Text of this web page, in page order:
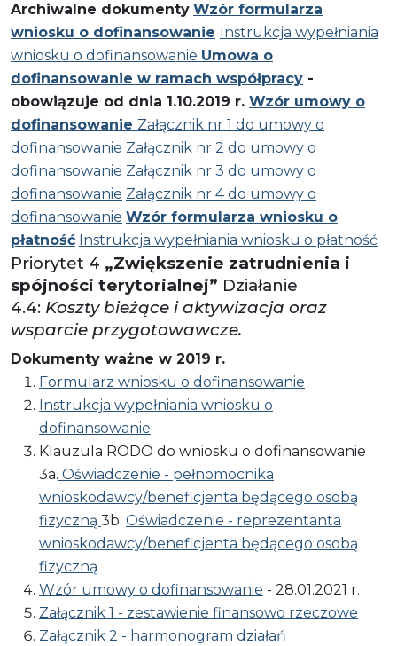
Archiwalne dokumenty Wzór formularza
wniosku o dofinansowanie Instrukcja wypełniania
wniosku o dofinansowanie Umowa o
dofinansowanie w ramach współpracy -
obowiązuje od dnia 1.10.2019 r. Wzór umowy o
dofinansowanie Załącznik nr 1 do umowy o
dofinansowanie Załącznik nr 2 do umowy o
dofinansowanie Załącznik nr 3 do umowy o
dofinansowanie Załącznik nr 4 do umowy o
dofinansowanie Wzór formularza wniosku o
płatność Instrukcja wypełniania wniosku o płatność
Priorytet 4 „Zwiększenie zatrudnienia i
spójności terytorialnej” Działanie
4.4: Koszty bieżące i aktywizacja oraz
wsparcie przygotowawcze.
Dokumenty ważne w 2019 r.
Formularz wniosku o dofinansowanie
Instrukcja wypełniania wniosku o
dofinansowanie
Klauzula RODO do wniosku o dofinansowanie
3a. Oświadczenie - pełnomocnika
wnioskodawcy/beneficjenta będącego osobą
fizyczną 3b. Oświadczenie - reprezentanta
wnioskodawcy/beneficjenta będącego osobą
fizyczną
Wzór umowy o dofinansowanie - 28.01.2021 r.
Załącznik 1 - zestawienie finansowo rzeczowe
Załącznik 2 - harmonogram działań